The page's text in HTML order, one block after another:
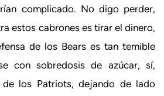
complicado. No digo perder,
estos cabrones es tirar el dinero,
de los Bears es tan temible
con sobredosis de azúcar, sí,
los Patriots, dejando de lado